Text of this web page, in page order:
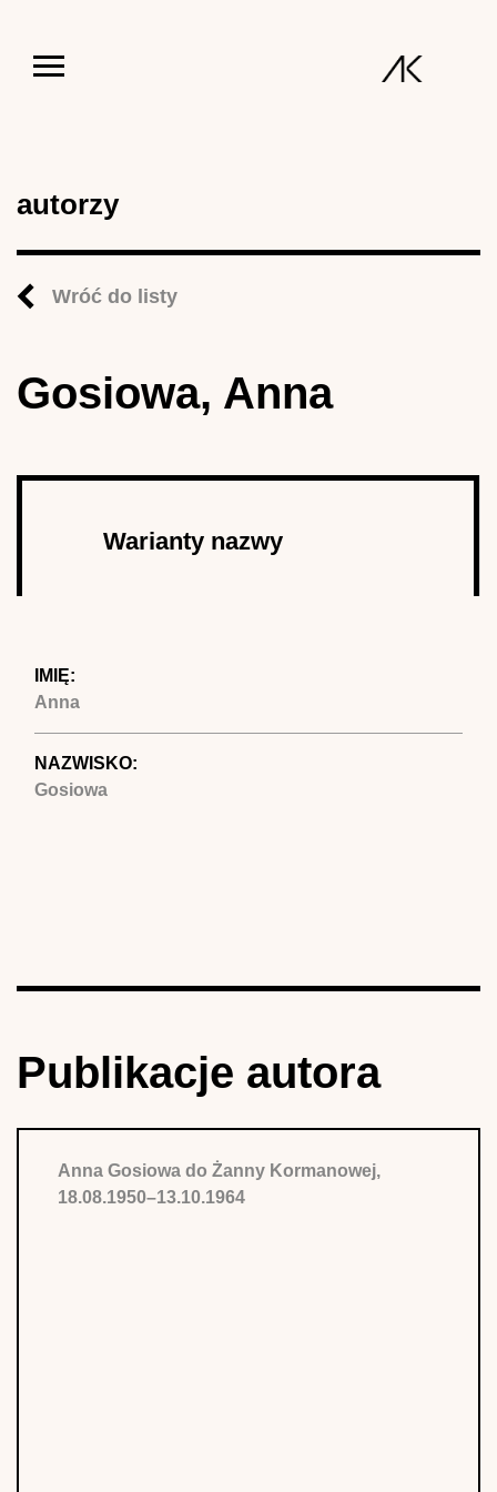
autorzy
Wróć do listy
Gosiowa, Anna
Warianty nazwy
IMIĘ:
Anna
NAZWISKO:
Gosiowa
Publikacje autora
Anna Gosiowa do Żanny Kormanowej,
18.08.1950–13.10.1964